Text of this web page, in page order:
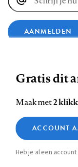
E-
mailadres
AANMELDEN
op
Facebook
op
LinkedIn
op
Footer
Contact Colofon
Zie onze cookie policy
Analytische cookies
Marketing cookies
Gratis dit
Maak met2
ACCOUNT
Heb je al een